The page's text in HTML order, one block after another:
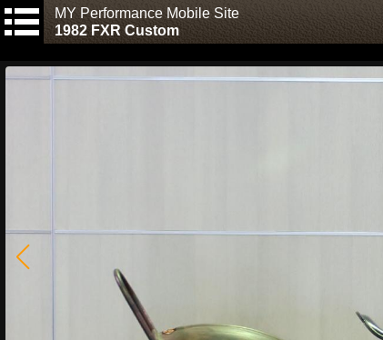
MY Performance Mobile Site
1982 FXR Custom